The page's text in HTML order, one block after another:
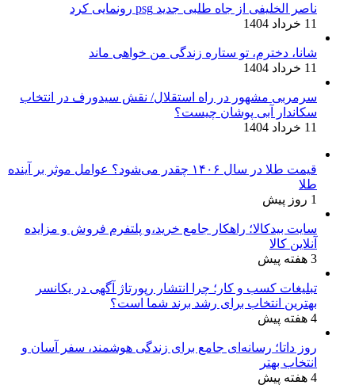
ناصر الخلیفی از جاه طلبی جدید psg رونمایی کرد
11 خرداد 1404
شانا، دخترم، تو ستاره زندگی من خواهی ماند
11 خرداد 1404
سرمربی مشهور در راه استقلال/ نقش سیدورف در انتخاب
سکاندار آبی پوشان چیست؟
11 خرداد 1404
قیمت طلا در سال ۱۴۰۶ چقدر می‌شود؟ عوامل موثر بر آینده
طلا
1 روز پیش
سایت بیدکالا؛ راهکار جامع خرید،و پلتفرم فروش و مزایده
آنلاین کالا
3 هفته پیش
تبلیغات کسب و کار؛ چرا انتشار رپورتاژ آگهی در یکانسر
بهترین انتخاب برای رشد برند شما است؟
4 هفته پیش
روز داتا؛ رسانه‌ای جامع برای زندگی هوشمند، سفر آسان و
انتخاب بهتر
4 هفته پیش